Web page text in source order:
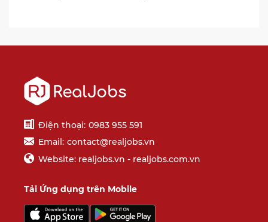
Điện thoại: 0983 955 591
Email: contact@realjobs.vn
Website: realjobs.vn - realjobs.com.vn
Tải Ứng dụng trên Mobile